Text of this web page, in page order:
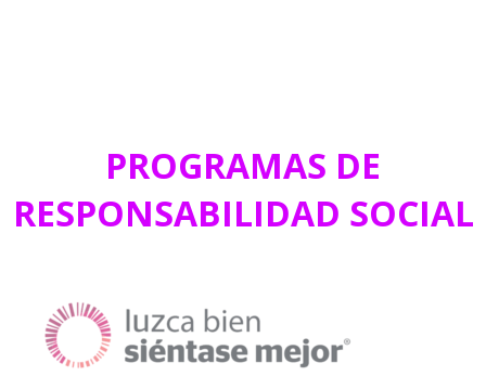
PROGRAMAS DE
RESPONSABILIDAD SOCIAL